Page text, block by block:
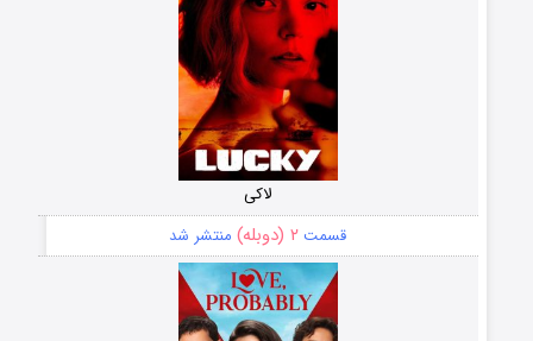
لاکی
قسمت ۲ (دوبله) منتشر شد